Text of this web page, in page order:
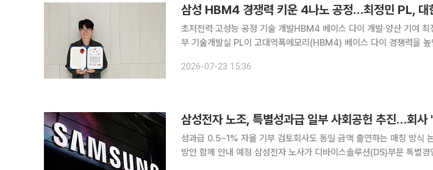
삼성 HBM4 경쟁력 키운 4나노 공정…최정민 PL, 대
초저전력·고성능 공정 기술 개발HBM4 베이스 다이 개발·양산 기여 최정민 삼성전자 파운드리사업
부 기술개발실 PL이 고대역폭메모리(HBM4) 베이스 다이 경쟁력을
원 구조 트랜지스터인 핀펫(FinFET) 기반 4나노 초저전력
2026-07-23 15:36
삼성전자 노조, 특별성과급 일부 사회공헌 추진…회사
성과급 0.5~1% 자율 기부 검토회사도 동일 금액 출연하는 매칭 방식
방안 함께 안내 예정 삼성전자 노사가 디바이스솔루션(DS)부문 특별경영성과급의 일부를 사회공헌